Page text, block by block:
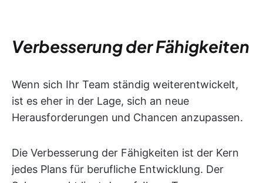
Verbesserung der Fähigkeiten
Wenn sich Ihr Team ständig weiterentwickelt,
ist es eher in der Lage, sich an neue
Herausforderungen und Chancen anzupassen.
Die Verbesserung der Fähigkeiten ist der Kern
jedes Plans für berufliche Entwicklung. Der